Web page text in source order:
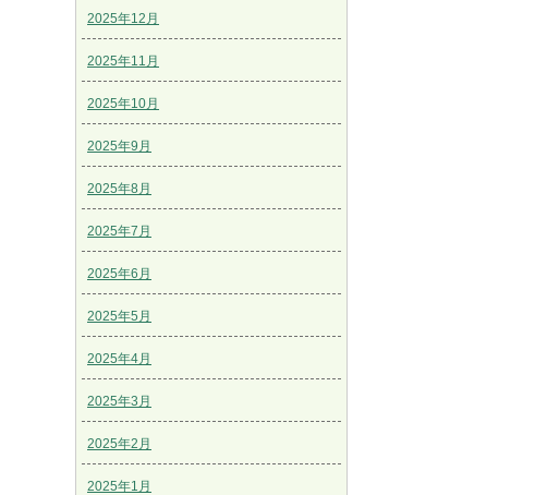
2025年12月
2025年11月
2025年10月
2025年9月
2025年8月
2025年7月
2025年6月
2025年5月
2025年4月
2025年3月
2025年2月
2025年1月